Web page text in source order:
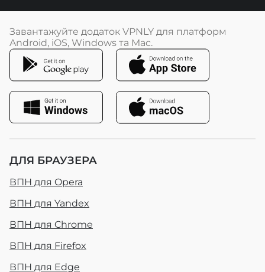
Завантажуйте додаток VPNLY для платформ
Android, iOS, Windows та Mac.
ДЛЯ БРАУЗЕРА
ВПН для Opera
ВПН для Yandex
ВПН для Chrome
ВПН для Firefox
ВПН для Edge